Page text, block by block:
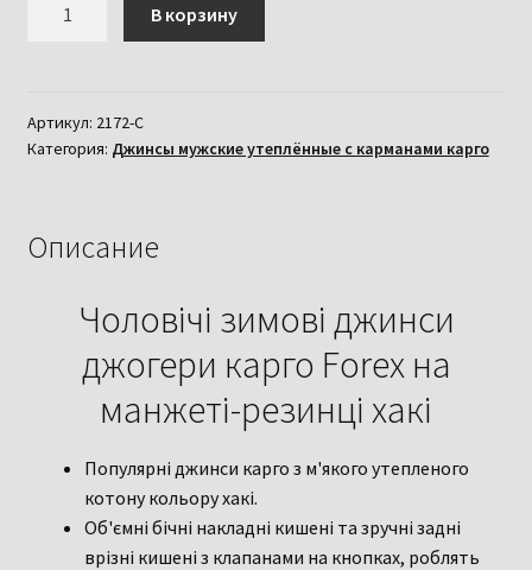
джинси
джогери
на
В корзину
Артикул: 2172-С
Категория: Джинсы мужские утеплённые с карманами карго
Описание
Чоловічі зимові джинси
джогери карго Forex на
манжеті-резинці хакі
Популярні джинси карго з м'якого утепленого
котону кольору хакі.
Об'ємні бічні накладні кишені та зручні задні
врізні кишені з клапанами на кнопках, роблять